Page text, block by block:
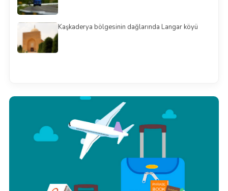
Kaşkaderya bölgesinin dağlarında Langar köyü